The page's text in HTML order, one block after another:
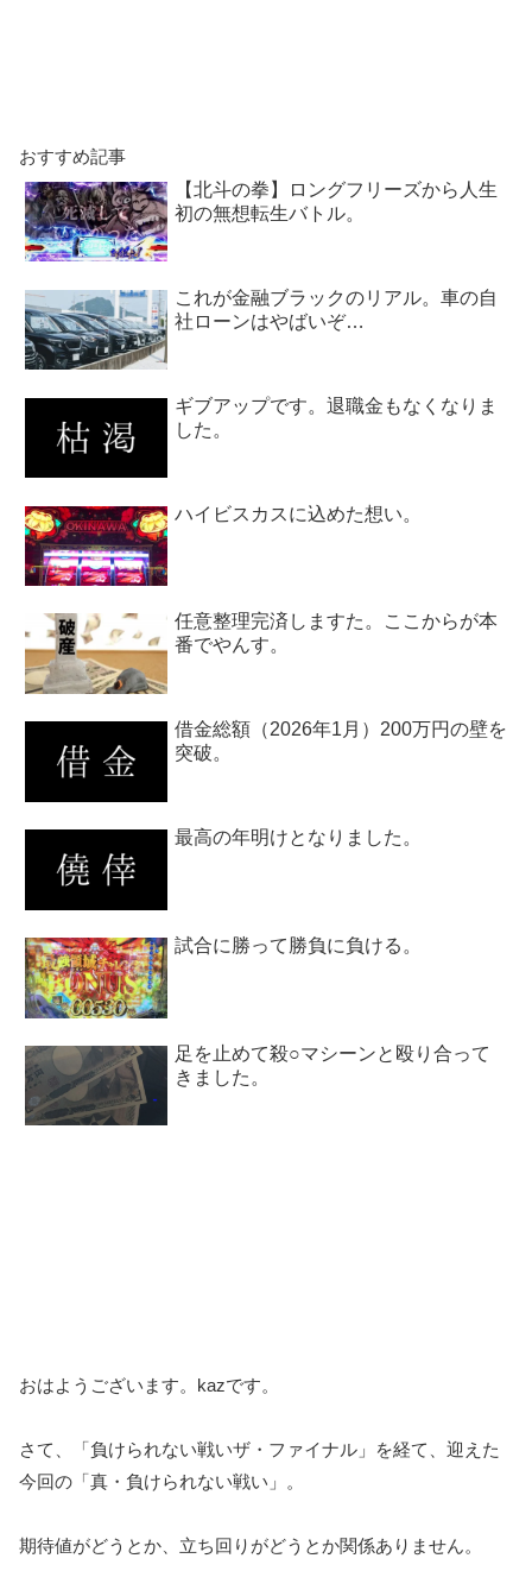
おすすめ記事
【北斗の拳】ロングフリーズから人生
初の無想転生バトル。
これが金融ブラックのリアル。車の自
社ローンはやばいぞ…
ギブアップです。退職金もなくなりま
した。
ハイビスカスに込めた想い。
任意整理完済しますた。ここからが本
番でやんす。
借金総額（2026年1月）200万円の壁を
突破。
最高の年明けとなりました。
試合に勝って勝負に負ける。
足を止めて殺○マシーンと殴り合って
きました。
おはようございます。kazです。
さて、「負けられない戦いザ・ファイナル」を経て、迎えた
今回の「真・負けられない戦い」。
期待値がどうとか、立ち回りがどうとか関係ありません。